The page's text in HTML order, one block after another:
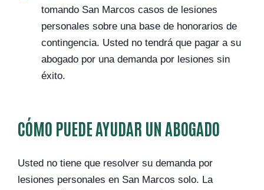
tomando San Marcos casos de lesiones
personales sobre una base de honorarios de
contingencia. Usted no tendrá que pagar a su
abogado por una demanda por lesiones sin
éxito.
CÓMO PUEDE AYUDAR UN ABOGADO
Usted no tiene que resolver su demanda por
lesiones personales en San Marcos solo. La